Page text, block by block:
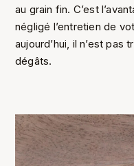
au grain fin. C’est
négligé l’entretien de
aujourd’hui, il n’est pas
dégâts.